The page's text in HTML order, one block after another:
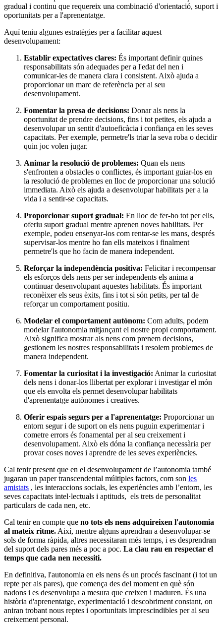
gradual i continu que requereix una combinació d'orientació, suport i
oportunitats per a l'aprenentatge.
Aquí teniu algunes estratègies per a facilitar aquest
desenvolupament:
Establir expectatives clares: És important definir quines
responsabilitats són adequades per a l'edat del nen i
comunicar-les de manera clara i consistent. Això ajuda a
proporcionar un marc de referència per al seu
desenvolupament.
Fomentar la presa de decisions: Donar als nens la
oportunitat de prendre decisions, fins i tot petites, els ajuda a
desenvolupar un sentit d'autoeficàcia i confiança en les seves
capacitats. Per exemple, permetre'ls triar la seva roba o decidir
quin joc volen jugar.
Animar la resolució de problemes: Quan els nens
s'enfronten a obstacles o conflictes, és important guiar-los en
la resolució de problemes en lloc de proporcionar una solució
immediata. Això els ajuda a desenvolupar habilitats per a la
vida i a sentir-se capacitats.
Proporcionar suport gradual: En lloc de fer-ho tot per ells,
oferiu suport gradual mentre aprenen noves habilitats. Per
exemple, podeu ensenyar-los com rentar-se les mans, després
supervisar-los mentre ho fan ells mateixos i finalment
permetre'ls que ho facin de manera independent.
Reforçar la independència positiva: Felicitar i recompensar
els esforços dels nens per ser independents els anima a
continuar desenvolupant aquestes habilitats. És important
reconèixer els seus èxits, fins i tot si són petits, per tal de
reforçar un comportament positiu.
Modelar el comportament autònom: Com adults, podem
modelar l'autonomia mitjançant el nostre propi comportament.
Això significa mostrar als nens com prenem decisions,
gestionem les nostres responsabilitats i resolem problemes de
manera independent.
Fomentar la curiositat i la investigació: Animar la curiositat
dels nens i donar-los llibertat per explorar i investigar el món
que els envolta els permet desenvolupar habilitats
d'aprenentatge autònomes i creatives.
Oferir espais segurs per a l'aprenentatge: Proporcionar un
entorn segur i de suport on els nens puguin experimentar i
cometre errors és fonamental per al seu creixement i
desenvolupament. Això els dóna la confiança necessària per
provar coses noves i aprendre de les seves experiències.
Cal tenir present que en el desenvolupament de l’autonomia també
jugaran un paper transcendental múltiples factors, com son les
amistats , les interaccions socials, les experiències amb l’entorn, les
seves capacitats intel·lectuals i aptituds, els trets de personalitat
particulars de cada nen, etc.
Cal tenir en compte que no tots els nens adquireixen l'autonomia
al mateix ritme. Així, mentre alguns aprendran a desenvolupar-se
sols de forma ràpida, altres necessitaran més temps, i es desprendran
del suport dels pares més a poc a poc. La clau rau en respectar el
temps que cada nen necessiti.
En definitiva, l'autonomia en els nens és un procés fascinant (i tot un
repte per als pares), que comença des del moment en què són
nadons i es desenvolupa a mesura que creixen i maduren. És una
història d'aprenentatge, experimentació i descobriment constant, on
aniran trobant nous reptes i oportunitats imprescindibles per al seu
creixement personal.